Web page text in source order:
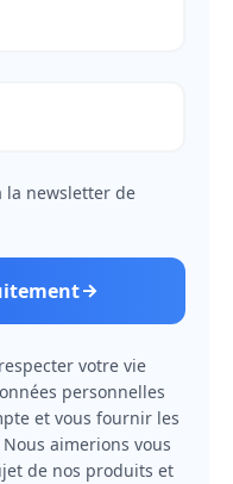
la newsletter de
votre vie
personnelles
et vous fournir les
aimerions vous
de nos produits et